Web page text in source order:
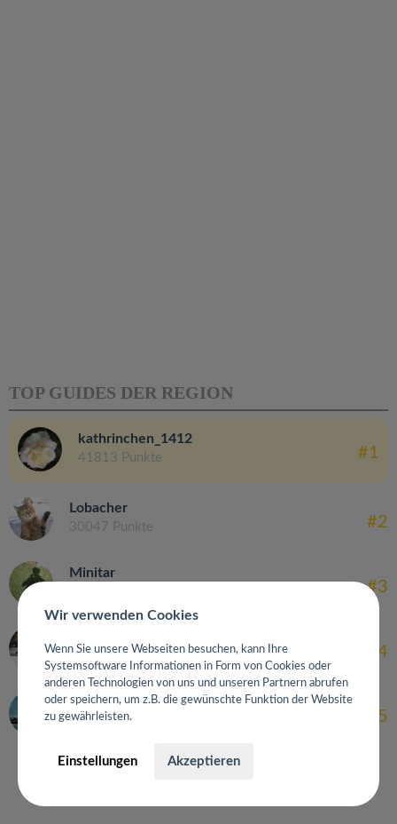
TOP GUIDES DER REGION
kathrinchen_1412
41813 Punkte #1
Lobacher
30047 Punkte #2
Minitar
#3
23740 Punkte #4
DaueresserGK0712
9358 Punkte #5
Wir verwenden Cookies
Wenn Sie unsere Webseiten besuchen, kann Ihre
Systemsoftware Informationen in Form von Cookies oder
anderen Technologien von uns und unseren Partnern abrufen
oder speichern, um z.B. die gewünschte Funktion der Website
zu gewährleisten.
Einstellungen Akzeptieren